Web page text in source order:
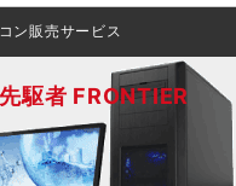
ン販売サービス
駆者 FRONTIER